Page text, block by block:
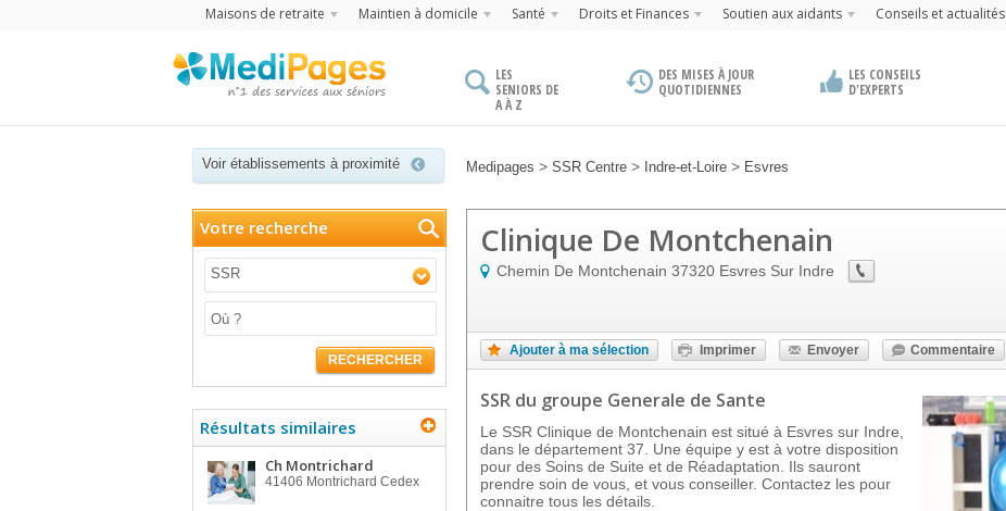
Maisons de retraite Maintien à domicile Santé Droits et Finances Soutien aux aidants Conseils et actualités
LES
SENIORS DE
A À Z
DES MISES À JOUR
QUOTIDIENNES
LES CONSEILS
D'EXPERTS
Voir établissements à proximité Medipages > SSR Centre > Indre-et-Loire > Esvres
Votre recherche
SSR
RECHERCHER
Résultats similaires
Ch Montrichard
41406 Montrichard Cedex
Clinique De Montchenain
Chemin De Montchenain 37320 Esvres Sur Indre
Ajouter à ma sélection Imprimer Envoyer Commentaire
SSR du groupe Generale de Sante
Le SSR Clinique de Montchenain est situé à Esvres sur Indre,
dans le département 37. Une équipe y est à votre disposition
pour des Soins de Suite et de Réadaptation. Ils sauront
prendre soin de vous, et vous conseiller. Contactez les pour
connaitre tous les détails.